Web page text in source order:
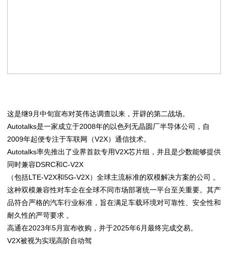
这是继9月中旬宣布对英伟达调查以来，开辟的第二战场。
Autotalks是一家成立于2008年的以色列无晶圆厂半导体公司，自
2009年起便专注于车联网（V2X）通信技术。
Autotalks率先推出了业界首款专用V2X芯片组，并且是少数能够提供
同时兼容DSRC和C-V2X
（包括LTE-V2X和5G-V2X）全球主流标准的双模解决方案的公司 。
这种双模兼容性对车企在全球不同市场部署统一平台至关重要。其产
品符合严格的汽车行业标准，旨在满足车载环境对可靠性、安全性和
耐久性的严苛要求 。
高通在2023年5月宣布收购，并于2025年6月最终完成交易。
V2X被视为实现高阶自动驾